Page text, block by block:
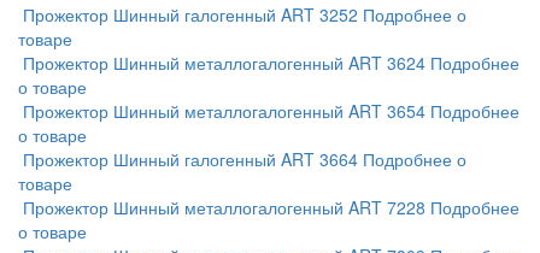
Прожектор Шинный галогенный ART 3252 Подробнее о
товаре
Прожектор Шинный металлогалогенный ART 3624 Подробнее
о товаре
Прожектор Шинный металлогалогенный ART 3654 Подробнее
о товаре
Прожектор Шинный галогенный ART 3664 Подробнее о
товаре
Прожектор Шинный металлогалогенный ART 7228 Подробнее
о товаре